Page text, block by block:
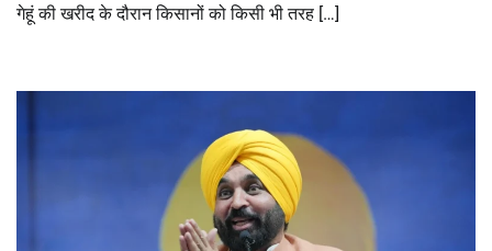
गेहूं की खरीद के दौरान किसानों को किसी भी तरह […]